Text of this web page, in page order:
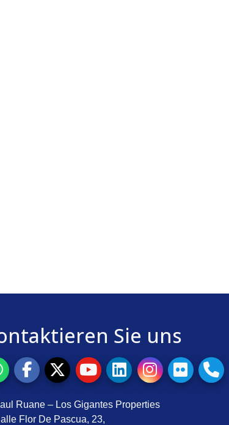
Sie uns
Ruane – Los Gigantes Properties
Flor De Pascua, 23,